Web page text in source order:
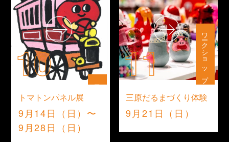
10
トマトンパネル展
9月14日（日）〜
9月28日（日）
11 ワークショップ
三原だるまづくり体験
9月21日（日）